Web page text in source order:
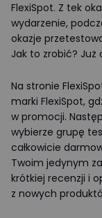
FlexiSpot. Z tek
wydarzenie,
okazje
Jak to zrobić? Już
Na stronie
marki FlexiSpot,
w promocji.
wybierze grupę
całkowicie
Twoim jedynym
krótkiej recenzji i
z nowych